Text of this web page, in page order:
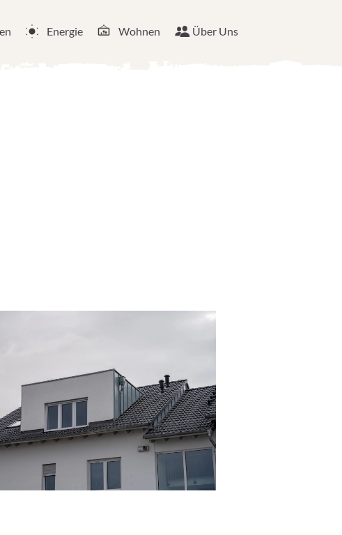
Energie Wohnen Über Uns